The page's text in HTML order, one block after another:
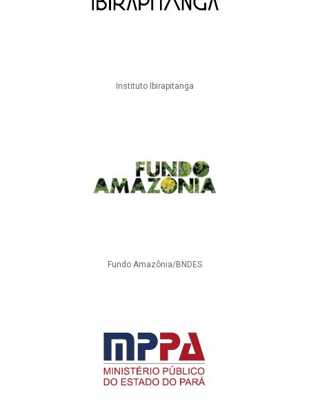
Instituto Ibirapitanga
Fundo Amazônia/BNDES